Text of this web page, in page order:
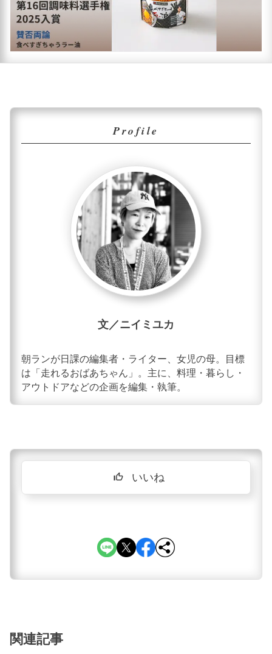
Profile
文／ニイミユカ
朝ランが日課の編集者・ライター、女児の母。目標
は「走れるおばあちゃん」。主に、料理・暮らし・
アウトドアなどの企画を編集・執筆。
thumb_up_off_alt いいね
関連記事